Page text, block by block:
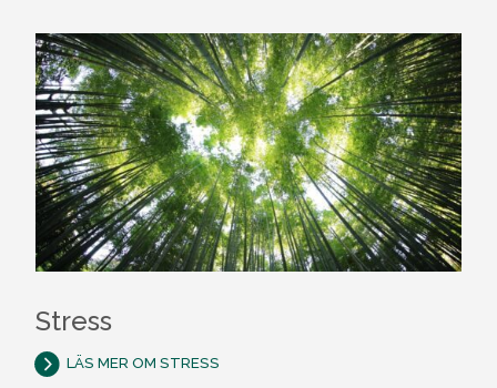
Stress
LÄS MER OM STRESS